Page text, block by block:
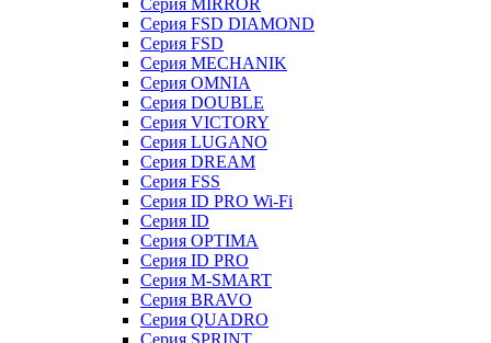
Серия MIRROR
Серия FSD DIAMOND
Серия FSD
Серия MECHANIK
Серия OMNIA
Серия DOUBLE
Серия VICTORY
Серия LUGANO
Серия DREAM
Серия FSS
Серия ID PRO Wi-Fi
Серия ID
Серия OPTIMA
Серия ID PRO
Серия M-SMART
Серия BRAVO
Серия QUADRO
Серия SPRINT